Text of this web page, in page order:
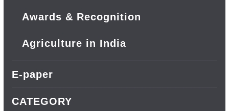
Awards & Recognition
Agriculture in India
E-paper
CATEGORY